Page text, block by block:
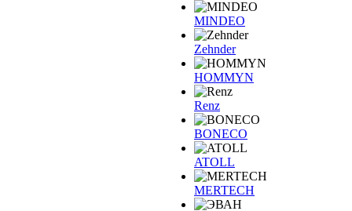
MINDEO
Zehnder
HOMMYN
Renz
BONECO
ATOLL
MERTECH